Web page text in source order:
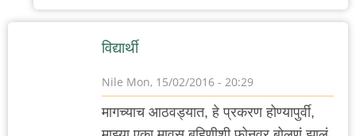
पडतो?
चार्वी
विद्यार्थी
Nile Mon, 15/02/2016 - 20:29
मागच्याच आठवड्यात, हे प्रकरण होण्यापुर्वी,